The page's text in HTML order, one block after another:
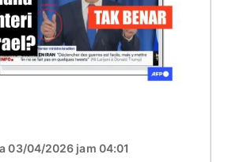
03/04/2026 jam 04:01